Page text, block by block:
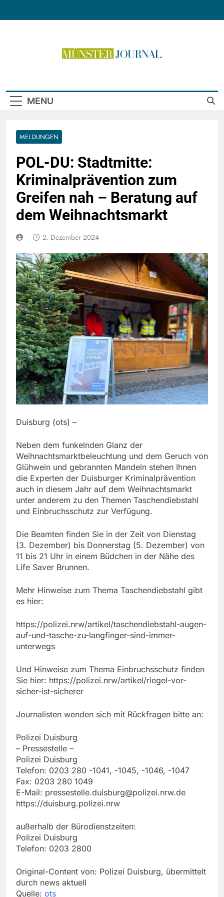
MENU
MELDUNGEN
POL-DU: Stadtmitte:
Kriminalprävention zum
Greifen nah – Beratung auf
dem Weihnachtsmarkt
2. Dezember 2024
Duisburg (ots) –
Neben dem funkelnden Glanz der
Weihnachtsmarktbeleuchtung und dem Geruch von
Glühwein und gebrannten Mandeln stehen Ihnen
die Experten der Duisburger Kriminalprävention
auch in diesem Jahr auf dem Weihnachtsmarkt
unter anderem zu den Themen Taschendiebstahl
und Einbruchsschutz zur Verfügung.
Die Beamten finden Sie in der Zeit von Dienstag
(3. Dezember) bis Donnerstag (5. Dezember) von
11 bis 21 Uhr in einem Büdchen in der Nähe des
Life Saver Brunnen.
Mehr Hinweise zum Thema Taschendiebstahl gibt
es hier:
https://polizei.nrw/artikel/taschendiebstahl-augen-
auf-und-tasche-zu-langfinger-sind-immer-
unterwegs
Und Hinweise zum Thema Einbruchsschutz finden
Sie hier: https://polizei.nrw/artikel/riegel-vor-
sicher-ist-sicherer
Journalisten wenden sich mit Rückfragen bitte an:
Polizei Duisburg
– Pressestelle –
Polizei Duisburg
Telefon: 0203 280 -1041, -1045, -1046, -1047
Fax: 0203 280 1049
E-Mail: pressestelle.duisburg@polizei.nrw.de
https://duisburg.polizei.nrw
außerhalb der Bürodienstzeiten:
Polizei Duisburg
Telefon: 0203 2800
Original-Content von: Polizei Duisburg, übermittelt
durch news aktuell
Quelle: ots